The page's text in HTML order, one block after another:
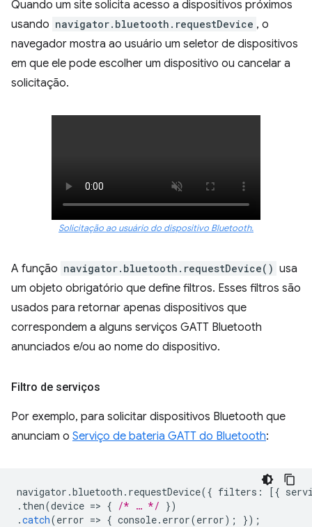
Quando um site solicita acesso a dispositivos próximos
usando navigator.bluetooth.requestDevice , o
navegador mostra ao usuário um seletor de dispositivos
em que ele pode escolher um dispositivo ou cancelar a
solicitação.
Solicitação ao usuário do dispositivo Bluetooth.
A função navigator.bluetooth.requestDevice() usa
um objeto obrigatório que define filtros. Esses filtros são
usados para retornar apenas dispositivos que
correspondem a alguns serviços GATT Bluetooth
anunciados e/ou ao nome do dispositivo.
Filtro de serviços
Por exemplo, para solicitar dispositivos Bluetooth que
anunciam o Serviço de bateria GATT do Bluetooth:
navigator .bluetooth . requestDevice({ filters : [{
. then(device => { /* … */ })
.catch(error => { console. error(error); });